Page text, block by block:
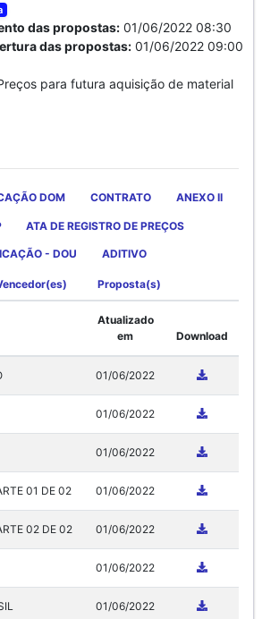
das propostas: 01/06/2022 08:30
das propostas: 01/06/2022 09:00
para futura aquisição de material
DOM CONTRATO ANEXO II
ATA DE REGISTRO DE PREÇOS
- DOU ADITIVO
Proposta(s)
Atualizado
em
Download
01/06/2022
01/06/2022
01/06/2022
01 DE 02 01/06/2022
02 DE 02 01/06/2022
01/06/2022
01/06/2022